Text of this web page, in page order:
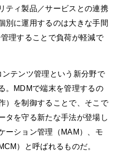
ティ製品／サービスとの連携
別に運用するのは大きな手間
理することで負荷が軽減で
テンツ管理という新分野で
。MDMで端末を管理するの
）を制御することで、そこで
タを守る新たな手法が登場し
ーション管理（MAM）、モ
）と呼ばれるものだ。